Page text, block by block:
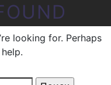
looking for. Perhaps